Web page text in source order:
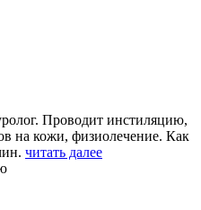
Проводит инстиляцию,
на кожи, физиолечение. Как
читать далее